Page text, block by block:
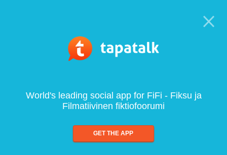
World's leading social app for FiFi - Fiksu ja
Filmatiivinen fiktiofoorumi
GET THE APP